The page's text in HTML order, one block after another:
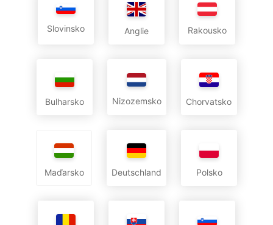
Slovinsko Anglie Rakousko
Bulharsko Nizozemsko Chorvatsko
Maďarsko Deutschland Polsko